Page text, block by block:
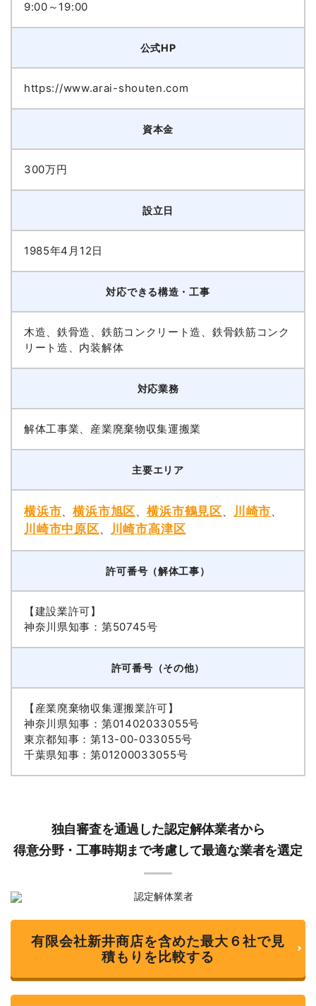
9:00～19:00
公式HP
https://www.arai-shouten.com
資本金
300万円
設立日
1985年4月12日
対応できる構造・工事
木造、鉄骨造、鉄筋コンクリート造、鉄骨鉄筋コンク
リート造、内装解体
対応業務
解体工事業、産業廃棄物収集運搬業
主要エリア
横浜市、横浜市旭区、横浜市鶴見区、 川崎市、
川崎市中原区、 川崎市高津区
許可番号（解体工事）
【建設業許可】
神奈川県知事：第50745号
許可番号（その他）
【産業廃棄物収集運搬業許可】
神奈川県知事：第01402033055号
東京都知事：第13-00-033055号
千葉県知事：第01200033055号
独自審査を通過した認定解体業者から
得意分野・工事時期まで考慮して最適な業者を選定
有限会社新井商店を含めた最大６社で見
積もりを比較する